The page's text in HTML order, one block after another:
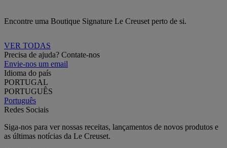
Encontre uma Boutique Signature Le Creuset perto de si.
VER TODAS
Precisa de ajuda? Contate-nos
Envie-nos um email
Idioma do país
PORTUGAL
PORTUGUÊS
Português
Redes Sociais
Siga-nos para ver nossas receitas, lançamentos de novos produtos e
as últimas notícias da Le Creuset.